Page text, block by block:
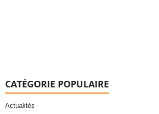
CATÉGORIE POPULAIRE
Actualités